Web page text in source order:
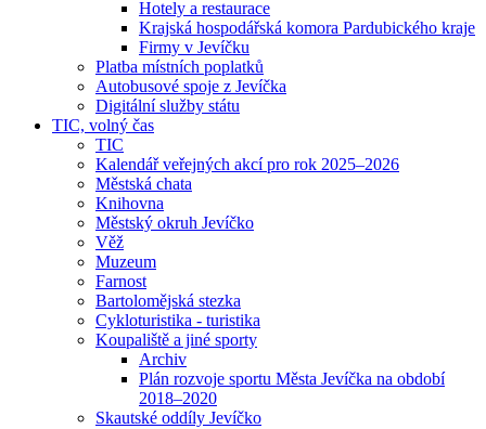
Hotely a restaurace
Krajská hospodářská komora Pardubického kraje
Firmy v Jevíčku
Platba místních poplatků
Autobusové spoje z Jevíčka
Digitální služby státu
TIC, volný čas
TIC
Kalendář veřejných akcí pro rok 2025–2026
Městská chata
Knihovna
Městský okruh Jevíčko
Věž
Muzeum
Farnost
Bartolomějská stezka
Cykloturistika - turistika
Koupaliště a jiné sporty
Archiv
Plán rozvoje sportu Města Jevíčka na období
2018–2020
Skautské oddíly Jevíčko